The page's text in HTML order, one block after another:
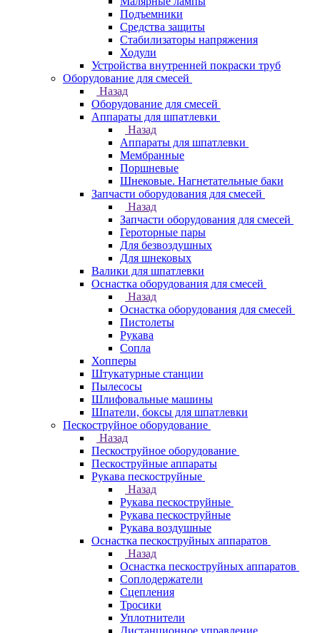
Подъемники
Средства защиты
Стабилизаторы напряжения
Ходули
Устройства внутренней покраски труб
Оборудование для смесей
Назад
Оборудование для смесей
Аппараты для шпатлевки
Назад
Аппараты для шпатлевки
Мембранные
Поршневые
Шнековые. Нагнетательные баки
Запчасти оборудования для смесей
Назад
Запчасти оборудования для смесей
Героторные пары
Для безвоздушных
Для шнековых
Валики для шпатлевки
Оснастка оборудования для смесей
Назад
Оснастка оборудования для смесей
Пистолеты
Рукава
Сопла
Хопперы
Штукатурные станции
Пылесосы
Шлифовальные машины
Шпатели, боксы для шпатлевки
Пескоструйное оборудование
Назад
Пескоструйное оборудование
Пескоструйные аппараты
Рукава пескоструйные
Назад
Рукава пескоструйные
Рукава пескоструйные
Рукава воздушные
Оснастка пескоструйных аппаратов
Назад
Оснастка пескоструйных аппаратов
Соплодержатели
Сцепления
Тросики
Уплотнители
Дистанционное управление